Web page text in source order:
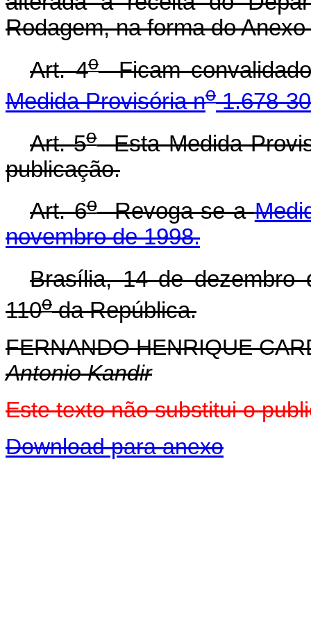
Rodagem, na forma do Anexo
Art. 4oFicam
Medida Provisória no1.678-
Art. 5oEsta Medida
publicação.
Art. 6oRevoga-se a
novembro de 1998.
Brasília, 14 de dezembro
110oda República.
FERNANDO HENRIQUE
Antonio Kandir
Este texto não substitui o
Download para anexo